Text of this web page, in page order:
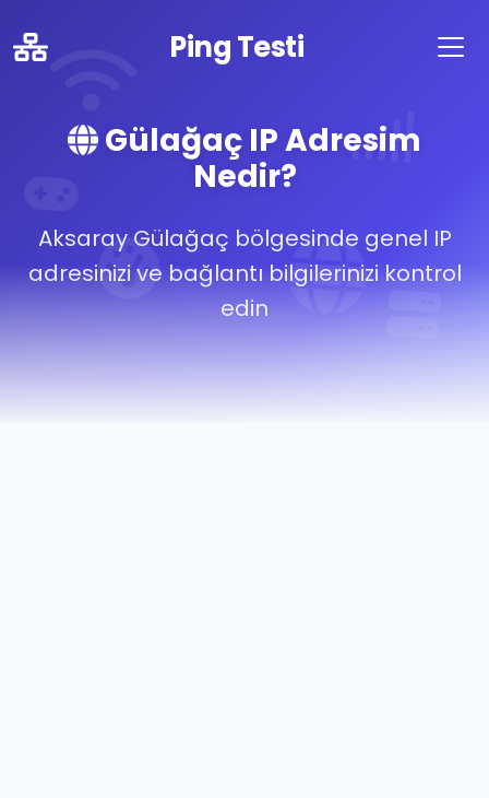
Ping Testi
Gülağaç IP Adresim
Nedir?
Aksaray Gülağaç bölgesinde genel IP
adresinizi ve bağlantı bilgilerinizi kontrol
edin